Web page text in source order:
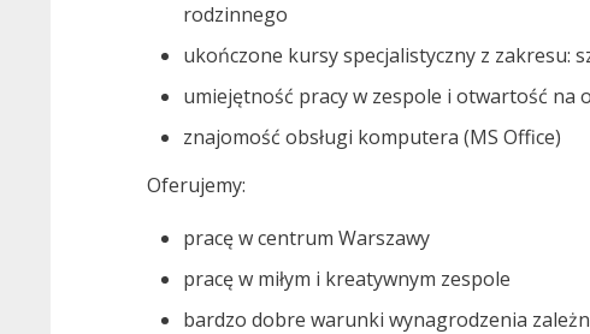
rodzinnego
ukończone kursy specjalistyczny z zakresu:
umiejętność pracy w zespole i otwartość na
znajomość obsługi komputera (MS Office)
Oferujemy:
pracę w centrum Warszawy
pracę w miłym i kreatywnym zespole
bardzo dobre warunki wynagrodzenia